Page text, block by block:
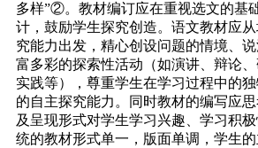
多样”②。教材编订应在重视选文的基
计，鼓励学生探究创造。语文教材应
究能力出发，精心创设问题的情境、
富多彩的探索性活动（如演讲、辩论
实践等），尊重学生在学习过程中的
的自主探究能力。同时教材的编写应
及呈现形式对学生学习兴趣、学习积
统的教材形式单一，版面单调，学生